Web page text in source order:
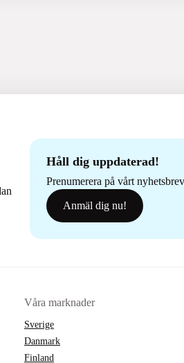
Håll dig uppdaterad!
Prenumerera på vårt
Anmäl dig nu!
Våra marknader
Sverige
Danmark
Finland